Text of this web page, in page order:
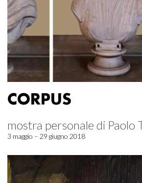
CORPUS
mostra personale di Paolo
3 maggio – 29 giugno 2018